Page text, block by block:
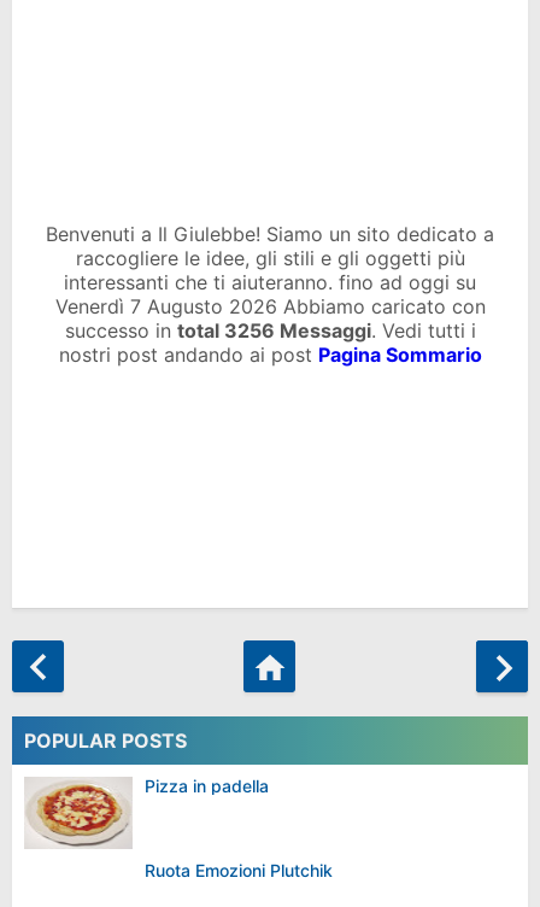
Benvenuti a Il Giulebbe! Siamo un sito dedicato a
raccogliere le idee, gli stili e gli oggetti più
interessanti che ti aiuteranno. fino ad oggi su
Venerdì 7 Augusto 2026 Abbiamo caricato con
successo in total 3256 Messaggi. Vedi tutti i
nostri post andando ai post Pagina Sommario
POPULAR POSTS
Pizza in padella
Ruota Emozioni Plutchik